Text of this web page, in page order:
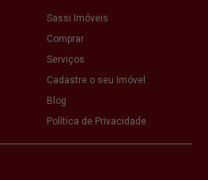
Sassi Imóveis
Comprar
Serviços
Cadastre o seu Imóvel
Blog
Política de Privacidade